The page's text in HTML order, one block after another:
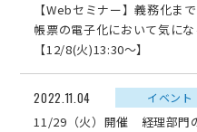
【Webセミナー】義務化ま
帳票の電子化において気に
【12/8(火)13:30～】
2022.11.04 イベント
11/29（火）開催 経理部門